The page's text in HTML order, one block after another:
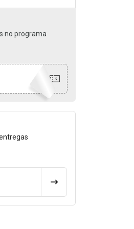
no programa
CALCULAR FRETE